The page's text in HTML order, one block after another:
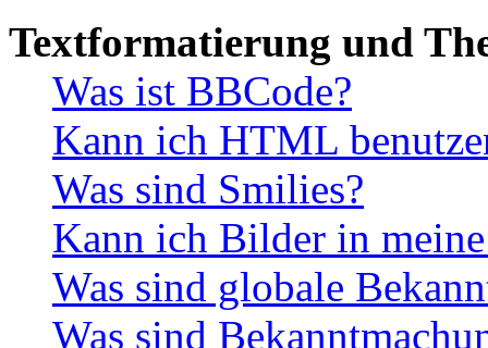
Textformatierung und
Was ist BBCode?
Kann ich HTML
Was sind Smilies?
Kann ich Bilder in
Was sind globale
Was sind